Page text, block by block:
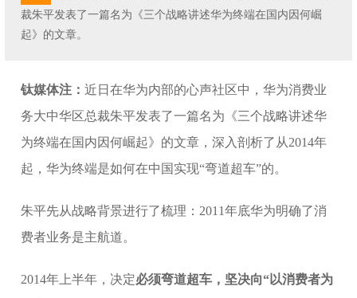
裁朱平发表了一篇名为《三个战略讲述华为终端在国内因何崛
起》的文章。
钛媒体注：近日在华为内部的心声社区中，华为消费业
务大中华区总裁朱平发表了一篇名为《三个战略讲述华
为终端在国内因何崛起》的文章，深入剖析了从2014年
起，华为终端是如何在中国实现“弯道超车”的。
朱平先从战略背景进行了梳理：2011年底华为明确了消
费者业务是主航道。
2014年上半年，决定必须弯道超车，坚决向“以消费者为